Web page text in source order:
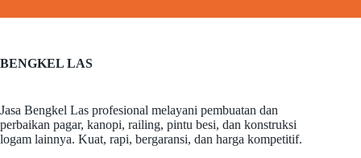
BENGKEL LAS
Jasa Bengkel Las profesional melayani pembuatan dan
perbaikan pagar, kanopi, railing, pintu besi, dan konstruksi
logam lainnya. Kuat, rapi, bergaransi, dan harga kompetitif.